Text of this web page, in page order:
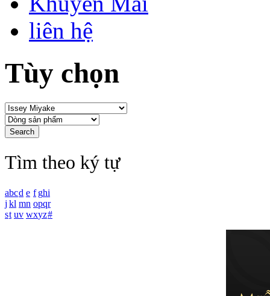
liên hệ
Tùy chọn
Tìm theo ký tự
abcd e f ghi
j kl mn opqr
st uv wxyz#